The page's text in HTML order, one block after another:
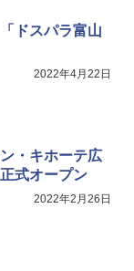
劇場版モノノ怪
特典:オリジナル
と離】二振りの
スタジオ描き下ろ
ドスパラ富山
2022年4月22日
・キホーテ広
式オープン
2022年2月26日